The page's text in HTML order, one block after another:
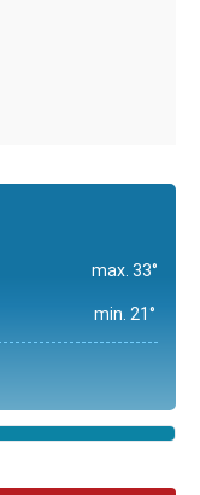
max. 33°
min. 21°